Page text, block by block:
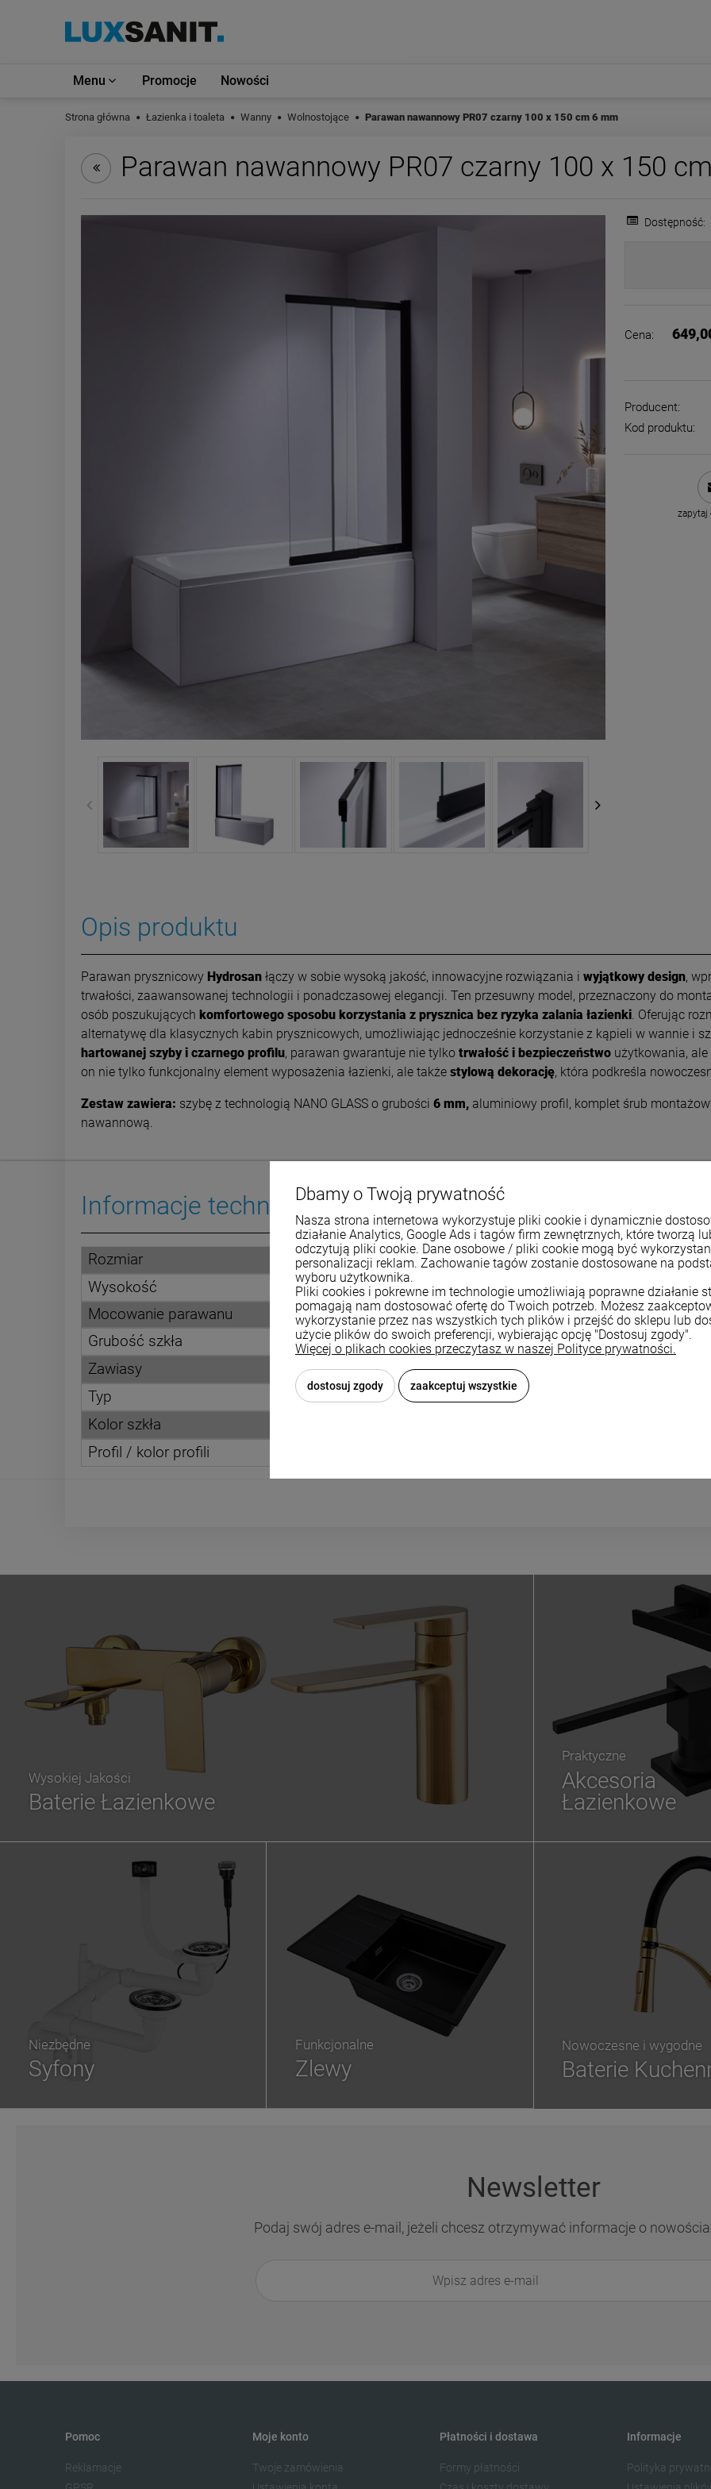
Menu Promocje Nowości
Strona główna Łazienka i toaleta Wanny Wolnostojące Parawan nawannowy PR07 czarny 100 x 150 cm 6 mm
Parawan nawannowy PR07 czarny 100 x 150
Dostępność:
Cena:
Producent:
Kod produktu:
zapytaj
Opis produktu
Parawan prysznicowy Hydrosan łączy w sobie wysoką jakość, innowacyjne rozwiązania i wyjątkowy design,
trwałości, zaawansowanej technologii i ponadczasowej elegancji. Ten przesuwny model, przeznaczony do
osób poszukujących komfortowego sposobu korzystania z prysznica bez ryzyka zalania łazienki. Oferując
alternatywę dla klasycznych kabin prysznicowych, umożliwiając jednocześnie korzystanie z kąpieli w wannie i
hartowanej szyby i czarnego profilu, parawan gwarantuje nie tylko trwałość i bezpieczeństwo użytkowania, ale
on nie tylko funkcjonalny element wyposażenia łazienki, ale także stylową dekorację, która podkreśla
Zestaw zawiera: szybę z technologią NANO GLASS o grubości 6 mm, aluminiowy profil, komplet śrub
nawannową.
Informacje techniczne
Rozmiar
100 cm
Wysokość
150 cm
Mocowanie parawanu
uniwersalne (prawe,
Grubość szkła
6 mm
Zawiasy
Typ
Kolor szkła
Profil / kolor profili
Wysokiej Jakości
Baterie Łazienkowe
Praktyczne
Akcesoria
Łazienkowe
Nowoczesne i wygodne
Baterie
Niezbędne
Syfony
Funkcjonalne
Zlewy
Newsletter
Podaj swój adres e-mail, jeżeli chcesz otrzymywać informacje o
Pomoc
Reklamacje
Moje konto
Twoje zamówienia
Płatności i dostawa
Formy płatności
Informacje
Polityka
Dbamy o Twoją prywatność
Nasza strona internetowa wykorzystuje pliki cookie i dynamicznie
działanie Analytics, Google Ads i tagów firm zewnętrznych, które tworzą
odczytują pliki cookie. Dane osobowe / pliki cookie mogą być
personalizacji reklam. Zachowanie tagów zostanie dostosowane na
wyboru użytkownika.
Pliki cookies i pokrewne im technologie umożliwiają poprawne działanie
pomagają nam dostosować ofertę do Twoich potrzeb. Możesz
wykorzystanie przez nas wszystkich tych plików i przejść do sklepu lub
użycie plików do swoich preferencji, wybierając opcję "Dostosuj zgody".
Więcej o plikach cookies przeczytasz w naszej Polityce prywatności.
dostosuj zgody zaakceptuj wszystkie